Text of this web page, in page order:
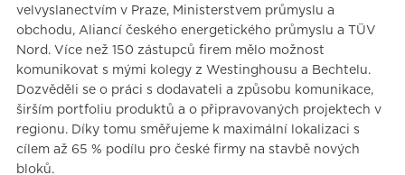
velvyslanectvím v Praze, Ministerstvem průmyslu a
obchodu, Aliancí českého energetického průmyslu a TÜV
Nord. Více než 150 zástupců firem mělo možnost
komunikovat s mými kolegy z Westinghousu a Bechtelu.
Dozvěděli se o práci s dodavateli a způsobu komunikace,
širším portfoliu produktů a o připravovaných projektech v
regionu. Díky tomu směřujeme k maximální lokalizaci s
cílem až 65 % podílu pro české firmy na stavbě nových
bloků.